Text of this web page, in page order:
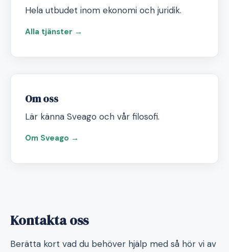
Hela utbudet inom ekonomi och juridik.
Alla tjänster →
Om oss
Lär känna Sveago och vår filosofi.
Om Sveago →
Kontakta oss
Berätta kort vad du behöver hjälp med så hör vi av